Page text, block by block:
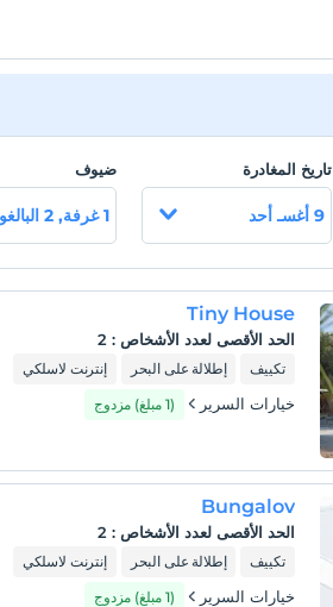
تاريخ المغادرة
9 أغسـ أحد
ضيوف
1 غرفة, 2 البالغون
Tiny House
الحد الأقصى لعدد الأشخاص :
2
تكييف إطلالة على البحر إنترنت لاسلكي
خيارات السرير (1 مبلغ) مزدوج
Bungalov
الحد الأقصى لعدد الأشخاص :
2
تكييف إطلالة على البحر إنترنت لاسلكي
خيارات السرير (1 مبلغ) مزدوج